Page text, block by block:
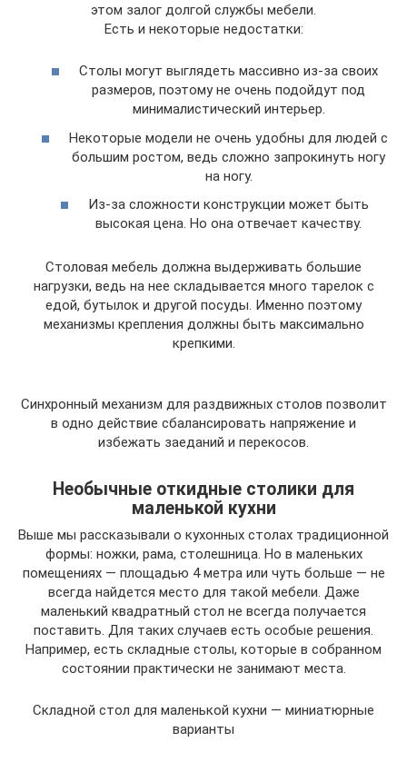
этом залог долгой службы мебели.
Есть и некоторые недостатки:
Столы могут выглядеть массивно из-за своих
размеров, поэтому не очень подойдут под
минималистический интерьер.
Некоторые модели не очень удобны для людей с
большим ростом, ведь сложно запрокинуть ногу
на ногу.
Из-за сложности конструкции может быть
высокая цена. Но она отвечает качеству.
Столовая мебель должна выдерживать большие
нагрузки, ведь на нее складывается много тарелок с
едой, бутылок и другой посуды. Именно поэтому
механизмы крепления должны быть максимально
крепкими.
Синхронный механизм для раздвижных столов позволит
в одно действие сбалансировать напряжение и
избежать заеданий и перекосов.
Необычные откидные столики для
маленькой кухни
Выше мы рассказывали о кухонных столах традиционной
формы: ножки, рама, столешница. Но в маленьких
помещениях — площадью 4 метра или чуть больше — не
всегда найдется место для такой мебели. Даже
маленький квадратный стол не всегда получается
поставить. Для таких случаев есть особые решения.
Например, есть складные столы, которые в собранном
состоянии практически не занимают места.
Складной стол для маленькой кухни — миниатюрные
варианты